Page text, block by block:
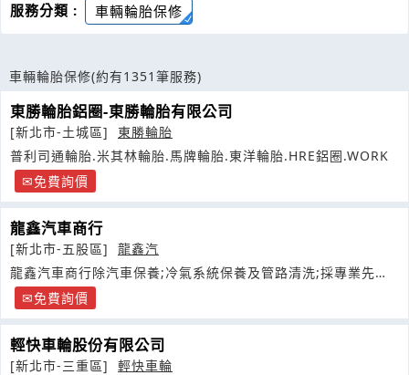
服務分類 : 車輛輪胎保修
車輛輪胎保修(約有1351筆服務)
東勝輪胎鋁圈-東勝輪胎有限公司
[新北市-土城區]
東勝輪胎
普利司通輪胎.米其林輪胎.馬牌輪胎.東洋輪胎.HRE鋁圈.WORK
免費詢價
龍鑫汽車商行
[新北市-五股區]
龍鑫汽
龍鑫汽車商行除汽車保養;冷氣系統保養及管路清洗;採專業先進
的清洗機
免費詢價
輕快車輪股份有限公司
[新北市-三重區]
輕快車輪